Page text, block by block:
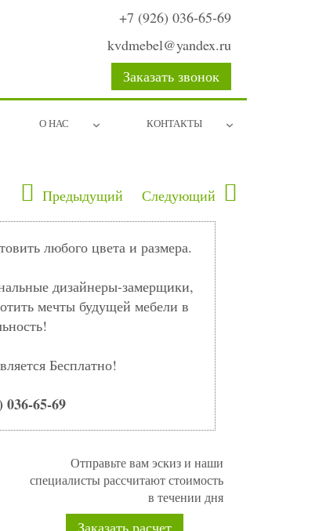
+7 (926) 036-65-69
kvdmebel@yandex.ru
Заказать звонок
О НАС КОНТАКТЫ
Предыдущий Следующий
любого цвета и размера.
дизайнеры-замерщики,
мечты будущей мебели в
Бесплатно!
036-65-69
Отправьте вам эскиз и наши
специалисты рассчитают стоимость
в течении дня